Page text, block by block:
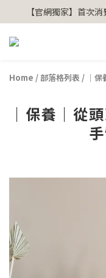
【官網獨家】首次
【官網獨家】首次
安心專用淨
【官網獨家】首次
Home / 部落格列表 / ｜
｜保養｜從